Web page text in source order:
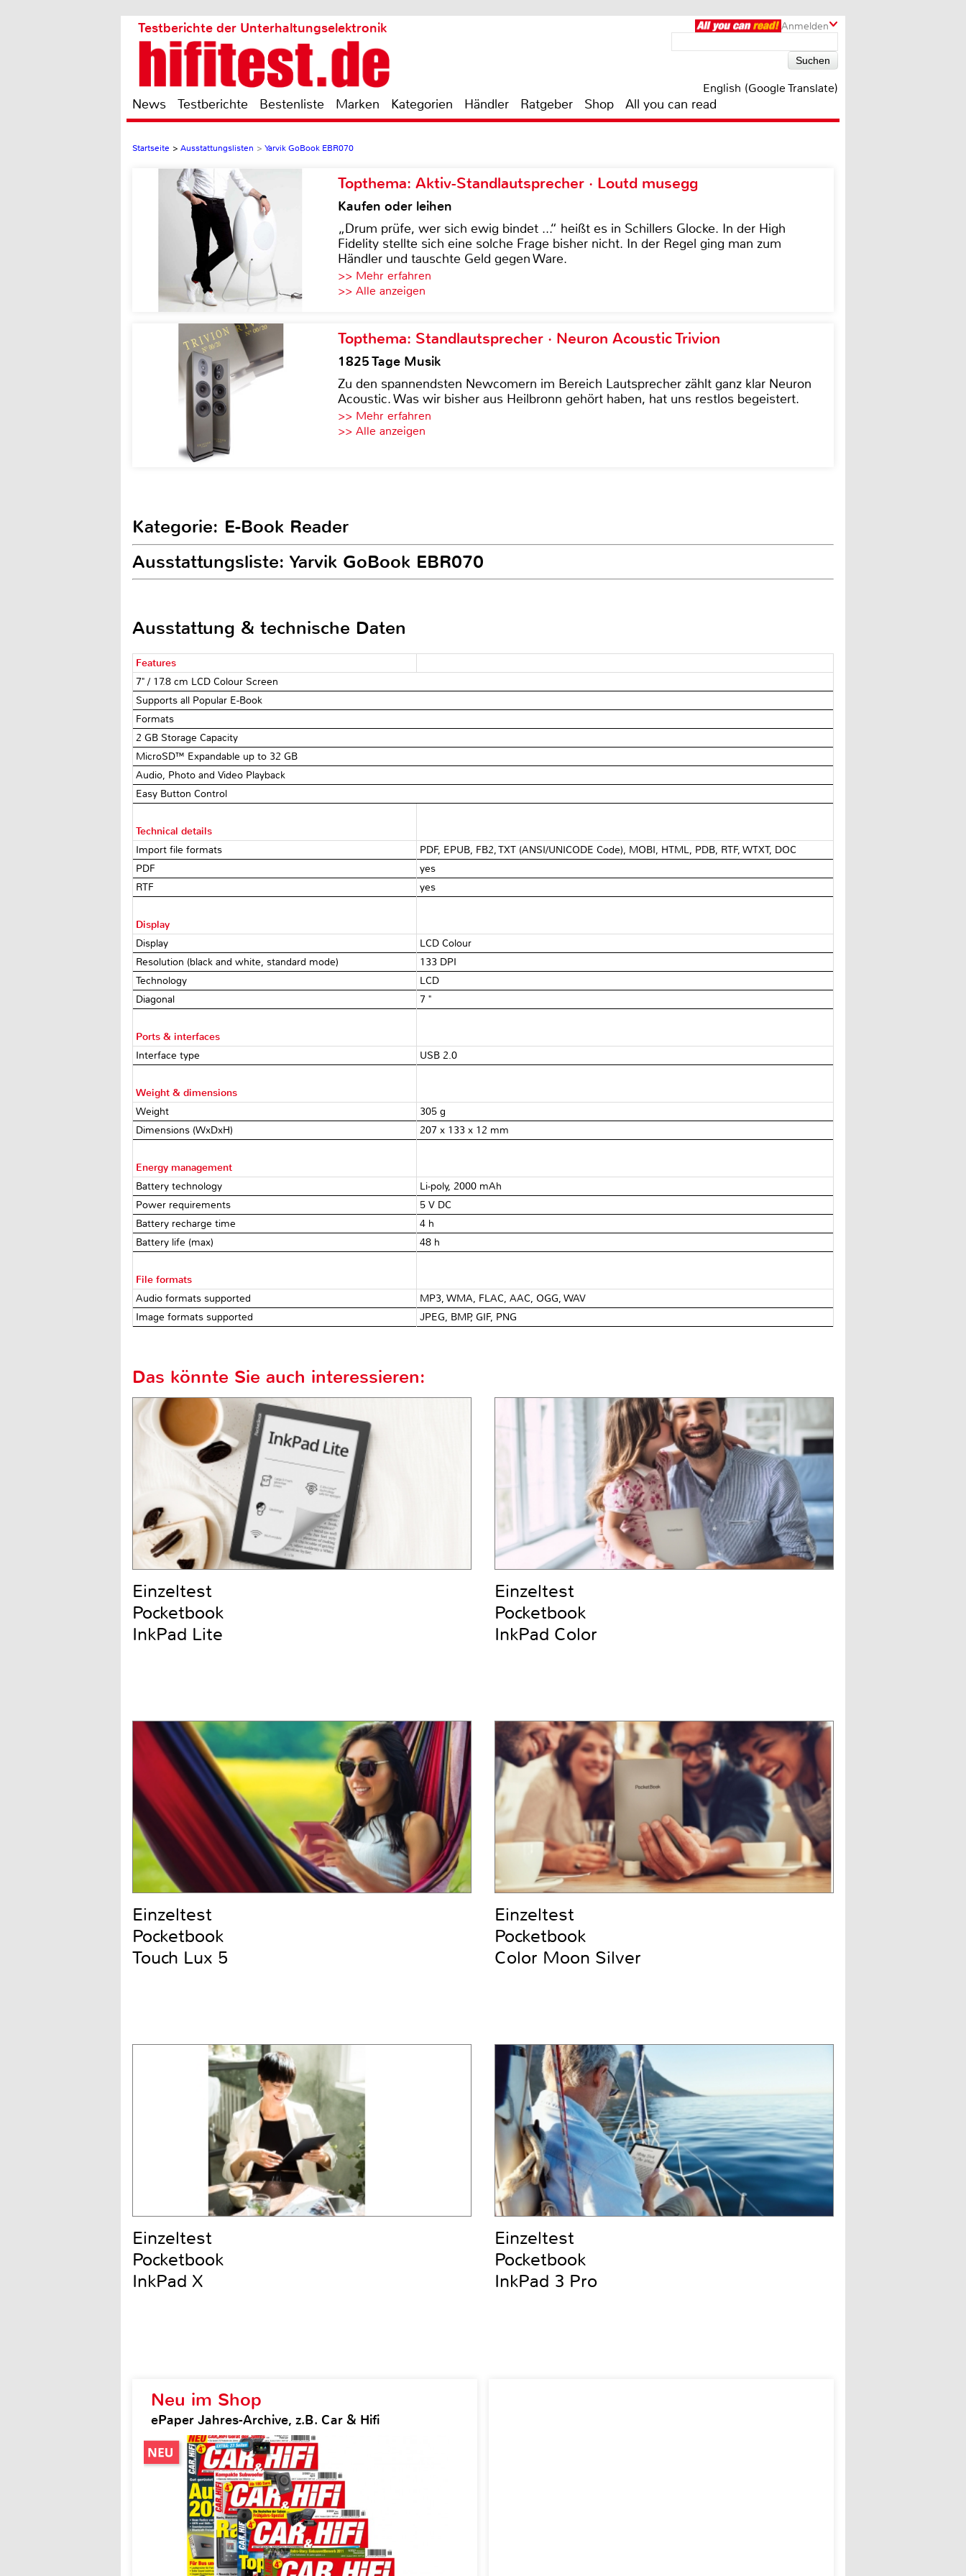
Anmelden
Testberichte der Unterhaltungselektronik
English (Google Translate)
News Testberichte Bestenliste Marken Kategorien Händler Ratgeber Shop All you can read
Startseite > Ausstattungslisten > Yarvik GoBook EBR070
Topthema: Aktiv-Standlautsprecher · Loutd musegg
Kaufen oder leihen
„Drum prüfe, wer sich ewig bindet ...“ heißt es in Schillers Glocke. In der High
Fidelity stellte sich eine solche Frage bisher nicht. In der Regel ging man zum
Händler und tauschte Geld gegen Ware.
>> Mehr erfahren
>> Alle anzeigen
Topthema: Standlautsprecher · Neuron Acoustic Trivion
1825 Tage Musik
Zu den spannendsten Newcomern im Bereich Lautsprecher zählt ganz klar Neuron
Acoustic. Was wir bisher aus Heilbronn gehört haben, hat uns restlos begeistert.
>> Mehr erfahren
>> Alle anzeigen
Kategorie: E-Book Reader
Ausstattungsliste: Yarvik GoBook EBR070
Ausstattung & technische Daten
Features
7" / 17.8 cm LCD Colour Screen
Supports all Popular E-Book
Formats
2 GB Storage Capacity
MicroSD™ Expandable up to 32 GB
Audio, Photo and Video Playback
Easy Button Control
Technical details
Import file formats
PDF, EPUB, FB2, TXT (ANSI/UNICODE Code), MOBI, HTML, PDB, RTF, WTXT, DOC
PDF
yes
RTF
yes
Display
Display
LCD Colour
Resolution (black and white, standard mode)
133 DPI
Technology
LCD
Diagonal
7 "
Ports & interfaces
Interface type
USB 2.0
Weight & dimensions
Weight
305 g
Dimensions (WxDxH)
207 x 133 x 12 mm
Energy management
Battery technology
Li-poly, 2000 mAh
Power requirements
5 V DC
Battery recharge time
4 h
Battery life (max)
48 h
File formats
Audio formats supported
MP3, WMA, FLAC, AAC, OGG, WAV
Image formats supported
JPEG, BMP, GIF, PNG
Neu im Shop
ePaper Jahres-Archive, z.B. Car & Hifi
Das könnte Sie auch interessieren:
Einzeltest
Pocketbook
InkPad Lite
Einzeltest
Pocketbook
InkPad Color
Einzeltest
Pocketbook
Touch Lux 5
Einzeltest
Pocketbook
Color Moon Silver
Einzeltest
Pocketbook
InkPad X
Einzeltest
Pocketbook
InkPad 3 Pro